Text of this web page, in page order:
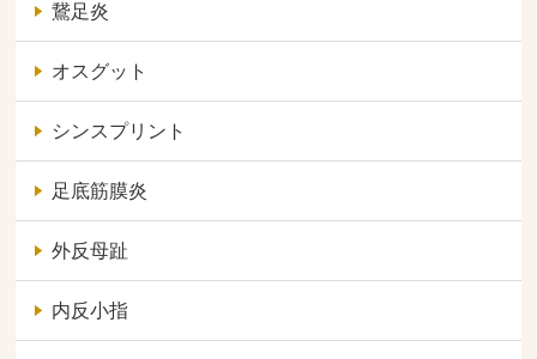
鵞足炎
オスグット
シンスプリント
足底筋膜炎
外反母趾
内反小指